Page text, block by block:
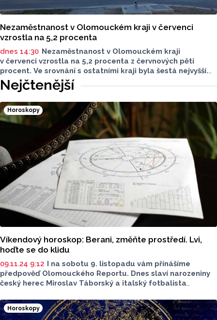
Nezaměstnanost v Olomouckém kraji v červenci
vzrostla na 5,2 procenta
dnes 14:30 Nezaměstnanost v Olomouckém kraji
v červenci vzrostla na 5,2 procenta z červnových pěti
procent. Ve srovnání s ostatními kraji byla šestá nejvyšší.
Loni v červenci Olomoucký kraj vykázal nezaměstnanost
4,7 procenta. Vyplývá to z údajů, které dnes zveřejnil Úřad
práce ČR. Přerovsko se dotáhlo na Jesenicko a mají
shodně nejvyšší nezaměstnanost v kraji. Nezaměstnanost
v celém Česku v červenci vzrostla o dvě desetiny
procentního bodu na pět procent.
Nejčtenější
Horoskopy
Víkendový horoskop: Berani, změňte prostředí. Lvi,
hoďte se do klidu
09.11.24 9:12 I na sobotu 9. listopadu vám přínášíme
předpověď Olomouckého Reportu. Dnes slaví narozeniny
český herec Miroslav Táborský a italský fotbalista
Nedvěda v Juventusu Turín. Svátek slaví Bohdan.
Horoskopy